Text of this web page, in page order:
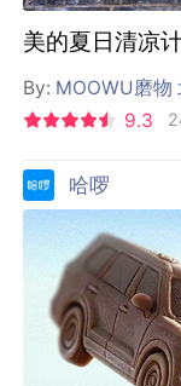
美的夏日清凉
By: MOOWU磨物
9.3
哈啰